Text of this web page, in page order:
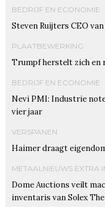
BEDRIJF EN ECONOMIE
Steven Ruijters CEO
PLAATBEWERKING
Trumpf herstelt zich en
BEDRIJF EN ECONOMIE
Nevi PMI: Industrie
vier jaar
VERSPANEN
Haimer draagt
METAALNIEUWS EXTRA
Dome Auctions veilt
inventaris van Solex